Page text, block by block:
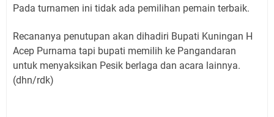
Pada turnamen ini tidak ada pemilihan pemain terbaik.
Recananya penutupan akan dihadiri Bupati Kuningan H
Acep Purnama tapi bupati memilih ke Pangandaran
untuk menyaksikan Pesik berlaga dan acara lainnya.
(dhn/rdk)